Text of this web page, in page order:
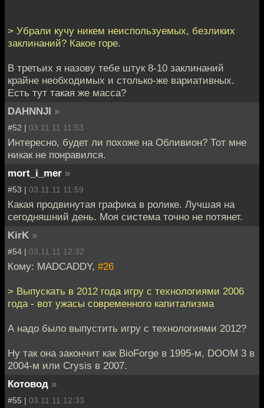
> Убрали кучу никем неиспользуемых, безликих
заклинаний? Какое горе.
В третьих я назову тебе штук 8-10 заклинаний
крайне необходимых и столько-же вариативных.
Есть тут такая же масса?
DAHNNJI »
#52 | 03.11.11 11:53
Интересно, будет ли похоже на Обливион? Тот мне
никак не понравился.
mort_i_mer »
#53 | 03.11.11 11:59
Какая продвинутая графика в ролике. Лучшая на
сегодняшний день. Моя система точно не потянет.
KirK »
#54 | 03.11.11 12:32
Кому: MADCADDY, #26
> Выпускать в 2012 года игру с технологиями 2006
года - вот ужасы современного капитализма
А надо было выпустить игру с технологиями 2012?
Ну так она закончит как BioForge в 1995-м, DOOM 3 в
2004-м или Crysis в 2007.
Котовод »
#55 | 03.11.11 12:33